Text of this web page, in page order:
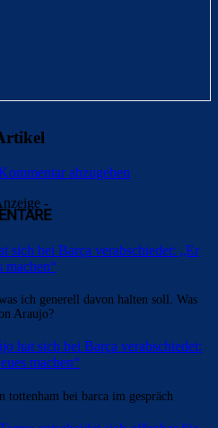
abzugeben
-
sich bei Barça verabschiedet: „Er
machen“
ich generell davon halten soll. Was
Araujo?
hat sich bei Barça verabschiedet:
machen“
tottenham bei barca im gespräch